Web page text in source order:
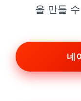
을 만들
네